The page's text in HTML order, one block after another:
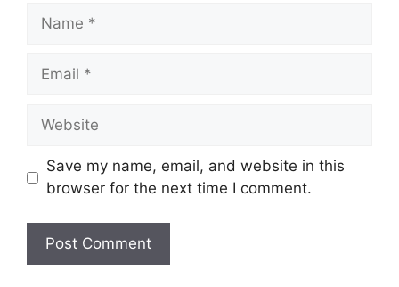
Name
Email
Website
Save my name, email, and website in this
browser for the next time I comment.